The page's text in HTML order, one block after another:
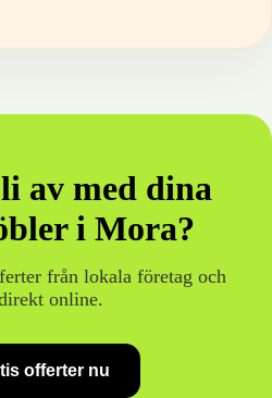
av med dina
i Mora?
från lokala företag och
online.
offerter nu